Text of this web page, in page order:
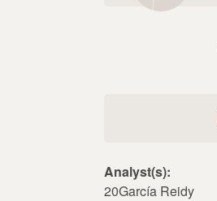
Analyst(s):
20García Reidy